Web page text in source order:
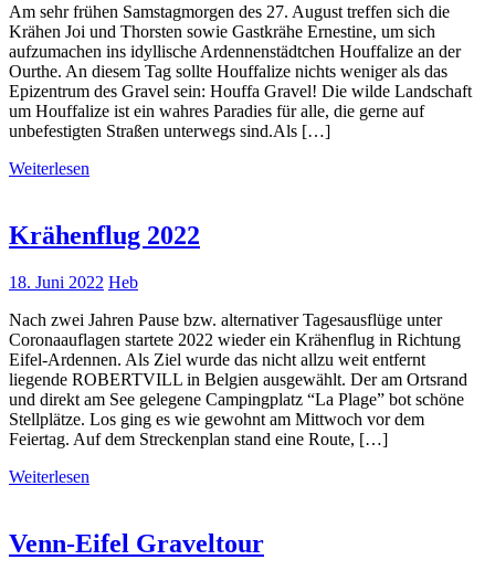
Am sehr frühen Samstagmorgen des 27. August treffen sich die
Krähen Joi und Thorsten sowie Gastkrähe Ernestine, um sich
aufzumachen ins idyllische Ardennenstädtchen Houffalize an der
Ourthe. An diesem Tag sollte Houffalize nichts weniger als das
Epizentrum des Gravel sein: Houffa Gravel! Die wilde Landschaft
um Houffalize ist ein wahres Paradies für alle, die gerne auf
unbefestigten Straßen unterwegs sind.Als […]
Weiterlesen
Krähenflug 2022
18. Juni 2022 Heb
Nach zwei Jahren Pause bzw. alternativer Tagesausflüge unter
Coronaauflagen startete 2022 wieder ein Krähenflug in Richtung
Eifel-Ardennen. Als Ziel wurde das nicht allzu weit entfernt
liegende ROBERTVILL in Belgien ausgewählt. Der am Ortsrand
und direkt am See gelegene Campingplatz “La Plage” bot schöne
Stellplätze. Los ging es wie gewohnt am Mittwoch vor dem
Feiertag. Auf dem Streckenplan stand eine Route, […]
Weiterlesen
Venn-Eifel Graveltour